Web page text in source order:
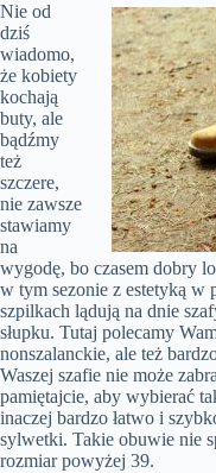
Nie od
dziś
wiadomo,
że kobiety
kochają
buty, ale
bądźmy
też
szczere,
nie zawsze
stawiamy
na
wygodę, bo czasem dobry
w tym sezonie z estetyką w
szpilkach lądują na dnie
słupku. Tutaj polecamy
nonszalanckie, ale też
Waszej szafie nie może
pamiętajcie, aby wybierać
inaczej bardzo łatwo i
sylwetki. Takie obuwie nie
rozmiar powyżej 39.